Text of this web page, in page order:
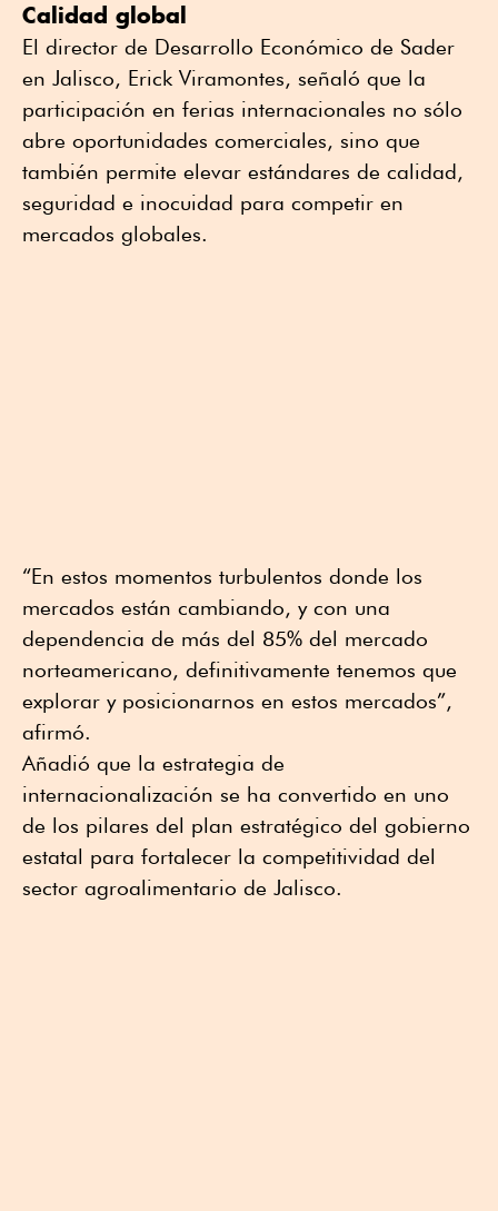
Calidad global
El director de Desarrollo Económico de Sader
en Jalisco, Erick Viramontes, señaló que la
participación en ferias internacionales no sólo
abre oportunidades comerciales, sino que
también permite elevar estándares de calidad,
seguridad e inocuidad para competir en
mercados globales.
“En estos momentos turbulentos donde los
mercados están cambiando, y con una
dependencia de más del 85% del mercado
norteamericano, definitivamente tenemos que
explorar y posicionarnos en estos mercados”,
afirmó.
Añadió que la estrategia de
internacionalización se ha convertido en uno
de los pilares del plan estratégico del gobierno
estatal para fortalecer la competitividad del
sector agroalimentario de Jalisco.